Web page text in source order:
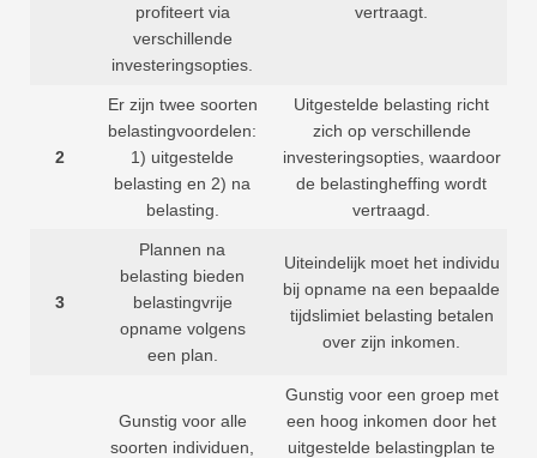
profiteert via
verschillende
investeringsopties.
vertraagt.
2
Er zijn twee soorten
belastingvoordelen:
1) uitgestelde
belasting en 2) na
belasting.
Uitgestelde belasting richt
zich op verschillende
investeringsopties, waardoor
de belastingheffing wordt
vertraagd.
3
Plannen na
belasting bieden
belastingvrije
opname volgens
een plan.
Uiteindelijk moet het individu
bij opname na een bepaalde
tijdslimiet belasting betalen
over zijn inkomen.
Gunstig voor alle
soorten individuen,
Gunstig voor een groep met
een hoog inkomen door het
uitgestelde belastingplan te